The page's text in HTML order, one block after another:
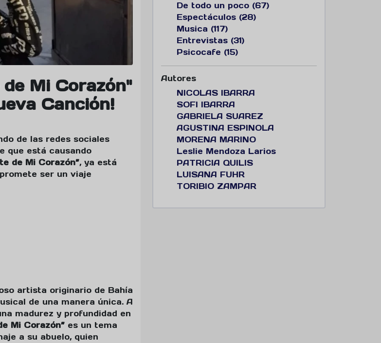
Mi Corazón"
Canción!
de las redes sociales
que está causando
de Mi Corazón”, ya está
ser un viaje
artista originario de Bahía
de una manera única. A
madurez y profundidad en
Mi Corazón” es un tema
a su abuelo, quien
De todo un poco (67)
Espectáculos (28)
Musica (117)
Entrevistas (31)
Psicocafe (15)
Autores
NICOLAS IBARRA
SOFI IBARRA
GABRIELA SUAREZ
AGUSTINA ESPINOLA
MORENA MARINO
Leslie Mendoza Larios
PATRICIA QUILIS
LUISANA FUHR
TORIBIO ZAMPAR